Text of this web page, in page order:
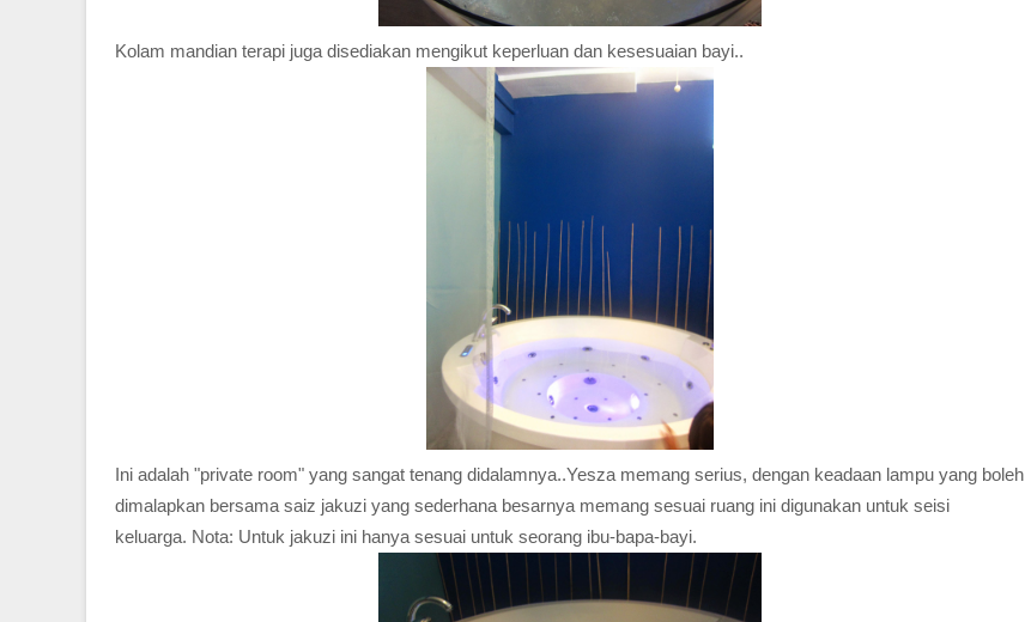
Kolam mandian terapi juga disediakan mengikut keperluan dan kesesuaian bayi..
Ini adalah "private room" yang sangat tenang didalamnya..Yesza memang serius, dengan keadaan lampu yang boleh
dimalapkan bersama saiz jakuzi yang sederhana besarnya memang sesuai ruang ini digunakan untuk seisi
keluarga. Nota: Untuk jakuzi ini hanya sesuai untuk seorang ibu-bapa-bayi.